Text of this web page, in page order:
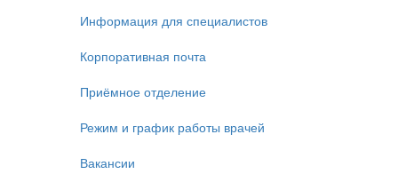
Информация для специалистов
Корпоративная почта
Приёмное отделение
Режим и график работы врачей
Вакансии